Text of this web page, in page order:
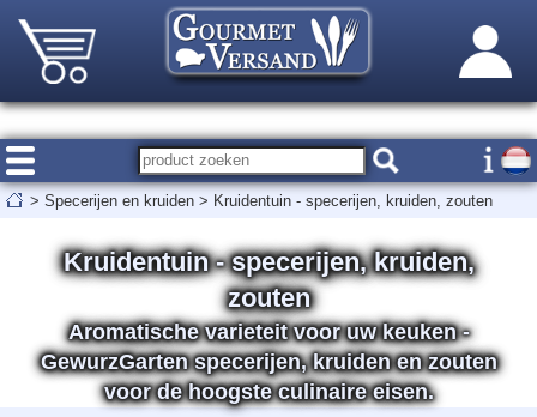
> Specerijen en kruiden > Kruidentuin - specerijen, kruiden, zouten
Kruidentuin - specerijen, kruiden,
zouten
Aromatische varieteit voor uw keuken -
GewurzGarten specerijen, kruiden en zouten
voor de hoogste culinaire eisen.